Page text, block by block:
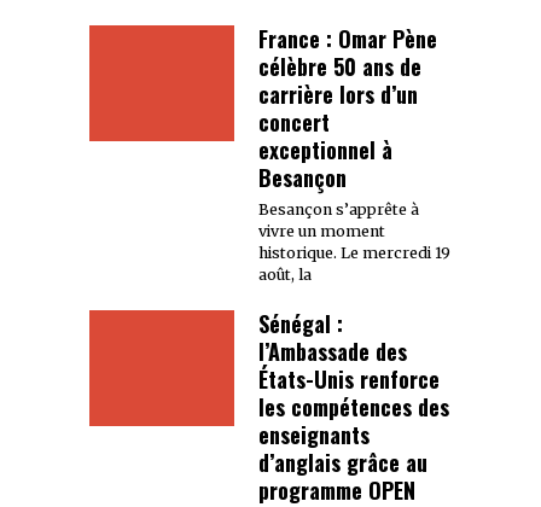
France : Omar Pène
célèbre 50 ans de
carrière lors d’un
concert
exceptionnel à
Besançon
Besançon s’apprête à
vivre un moment
historique. Le mercredi 19
août, la
Sénégal :
l’Ambassade des
États-Unis renforce
les compétences des
enseignants
d’anglais grâce au
programme OPEN